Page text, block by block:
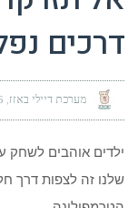
דרכים
מערכת דיילי באזז
ילדים אוהבים לשחק
שלנו זה לצפות דרך